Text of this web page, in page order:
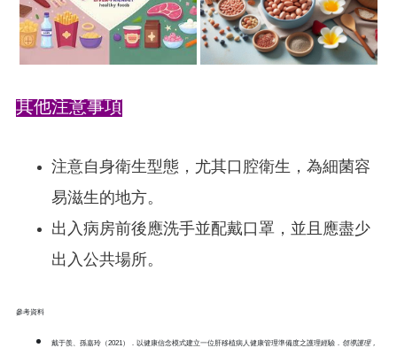
其他注意事項
注意自身衛生型態，尤其口腔衛生，為細菌容
易滋生的地方。
出入病房前後應洗手並配戴口罩，並且應盡少
出入公共場所。
參考資料
戴于羨、孫嘉玲（2021）．以健康信念模式建立一位肝移植病人健康管理準備度之護理經驗． 領導護理，